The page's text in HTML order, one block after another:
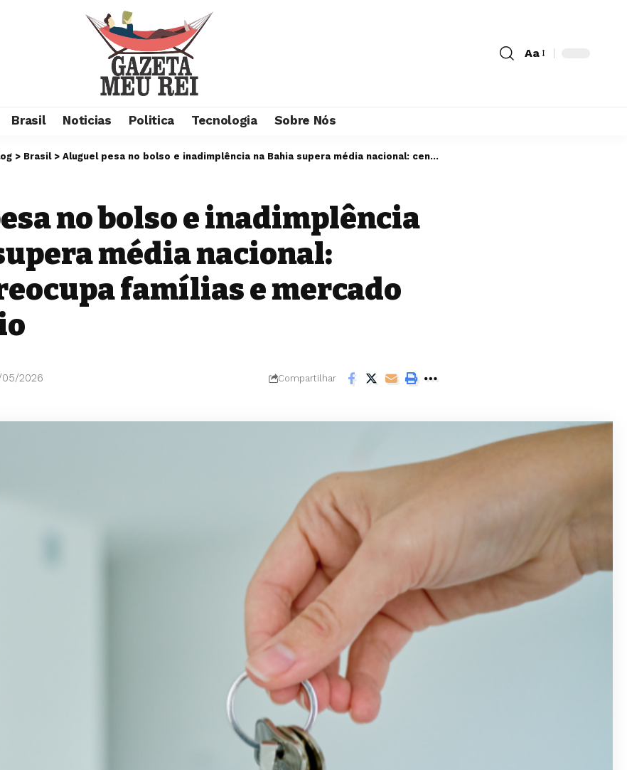
Aa
Brasil Noticias Politica Tecnologia Sobre Nós
> Brasil> Aluguel pesa no bolso e inadimplência na Bahia supera média nacional: cenário preocupa famílias e mercado imobiliário
no bolso e inadimplência
média nacional:
famílias e mercado
05/2026 Compartilhar